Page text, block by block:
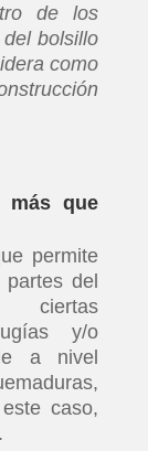
de los
bolsillo
como
más que
permite
partes del
ciertas
y/o
a nivel
caso,